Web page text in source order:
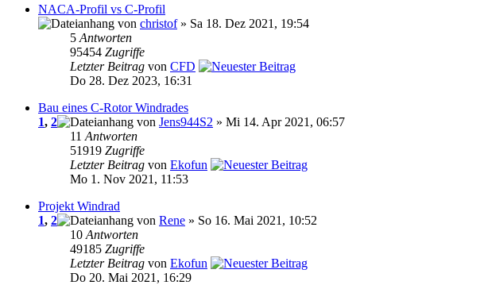
NACA-Profil vs C-Profil
von christof» Sa 18. Dez 2021, 19:54
5 Antworten
95454 Zugriffe
Letzter Beitrag von CFD
Do 28. Dez 2023, 16:31
Bau eines C-Rotor Windrades
1, 2 von Jens944S2 » Mi 14. Apr 2021, 06:57
11 Antworten
51919 Zugriffe
Letzter Beitrag von Ekofun
Mo 1. Nov 2021, 11:53
Projekt Windrad
1, 2 von Rene » So 16. Mai 2021, 10:52
10 Antworten
49185 Zugriffe
Letzter Beitrag von Ekofun
Do 20. Mai 2021, 16:29